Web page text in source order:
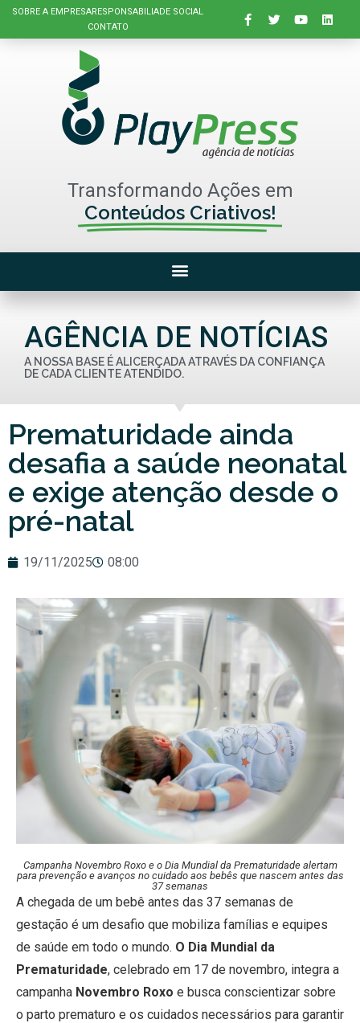
SOBRE A EMPRESARESPONSABILIADE SOCIAL
CONTATO
Transformando Ações em
Conteúdos Criativos!
AGÊNCIA DE NOTÍCIAS
A NOSSA BASE É ALICERÇADA ATRAVÉS DA CONFIANÇA
DE CADA CLIENTE ATENDIDO.
Prematuridade ainda
desafia a saúde neonatal
e exige atenção desde o
pré-natal
19/11/2025 08:00
Campanha Novembro Roxo e o Dia Mundial da Prematuridade alertam
para prevenção e avanços no cuidado aos bebês que nascem antes das
37 semanas
A chegada de um bebê antes das 37 semanas de
gestação é um desafio que mobiliza famílias e equipes
de saúde em todo o mundo. O Dia Mundial da
Prematuridade, celebrado em 17 de novembro, integra a
campanha Novembro Roxo e busca conscientizar sobre
o parto prematuro e os cuidados necessários para garantir